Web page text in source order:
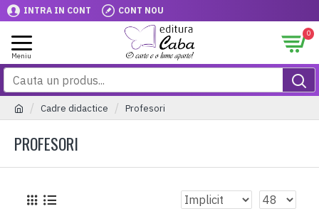
INTRA IN CONT CONT NOU
0
Cadre didactice Profesori
PROFESORI